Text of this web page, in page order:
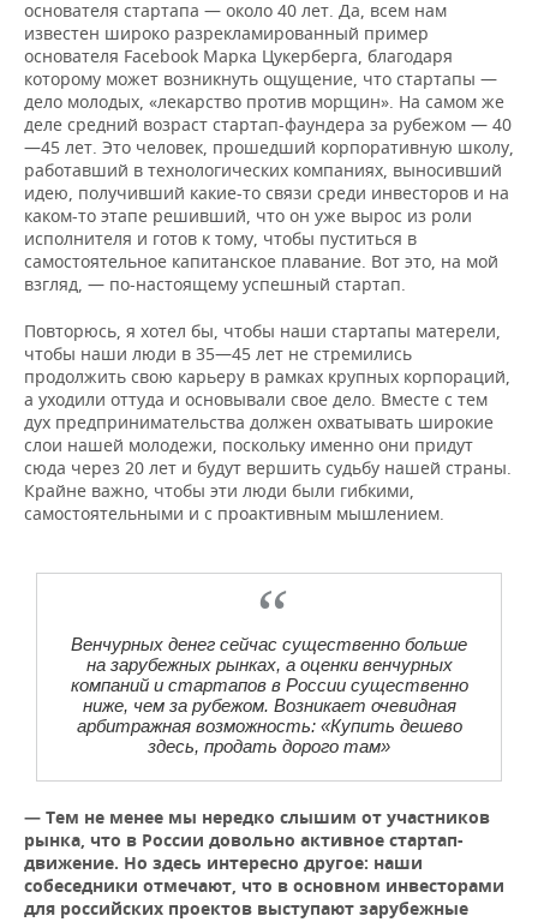
основателя стартапа — около 40 лет. Да, всем нам
известен широко разрекламированный пример
основателя Facebook Марка Цукерберга, благодаря
которому может возникнуть ощущение, что стартапы —
дело молодых, «лекарство против морщин». На самом же
деле средний возраст стартап-фаундера за рубежом — 40
—45 лет. Это человек, прошедший корпоративную школу,
работавший в технологических компаниях, выносивший
идею, получивший какие-то связи среди инвесторов и на
каком-то этапе решивший, что он уже вырос из роли
исполнителя и готов к тому, чтобы пуститься в
самостоятельное капитанское плавание. Вот это, на мой
взгляд, — по-настоящему успешный стартап.
Повторюсь, я хотел бы, чтобы наши стартапы матерели,
чтобы наши люди в 35—45 лет не стремились
продолжить свою карьеру в рамках крупных корпораций,
а уходили оттуда и основывали свое дело. Вместе с тем
дух предпринимательства должен охватывать широкие
слои нашей молодежи, поскольку именно они придут
сюда через 20 лет и будут вершить судьбу нашей страны.
Крайне важно, чтобы эти люди были гибкими,
самостоятельными и с проактивным мышлением.
Венчурных денег сейчас существенно больше
на зарубежных рынках, а оценки венчурных
компаний и стартапов в России существенно
ниже, чем за рубежом. Возникает очевидная
арбитражная возможность: «Купить дешево
здесь, продать дорого там»
— Тем не менее мы нередко слышим от участников
рынка, что в России довольно активное стартап-
движение. Но здесь интересно другое: наши
собеседники отмечают, что в основном инвесторами
для российских проектов выступают зарубежные